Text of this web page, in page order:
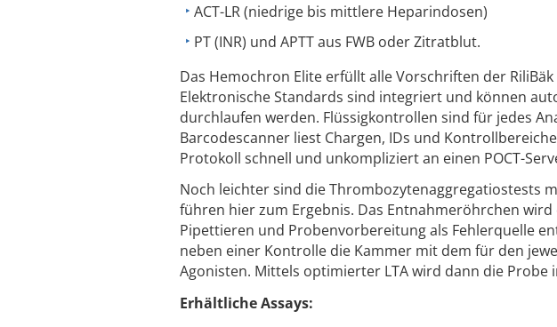
ACT-LR (niedrige bis mittlere Heparindosen)
PT (INR) und APTT aus FWB oder Zitratblut.
Das Hemochron Elite erfüllt alle Vorschriften der
Elektronische Standards sind integriert und können
durchlaufen werden. Flüssigkontrollen sind für jedes
Barcodescanner liest Chargen, IDs und
Protokoll schnell und unkompliziert an einen POCT-
Noch leichter sind die Thrombozytenaggregatiostests
führen hier zum Ergebnis. Das Entnahmeröhrchen
Pipettieren und Probenvorbereitung als Fehlerquelle
neben einer Kontrolle die Kammer mit dem für den
Agonisten. Mittels optimierter LTA wird dann die Probe
Erhältliche Assays: